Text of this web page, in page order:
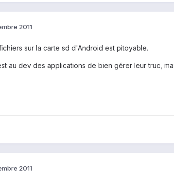
2011
sur la carte sd d'Android est pitoyable.
au dev des applications de bien gérer leur truc,
2011